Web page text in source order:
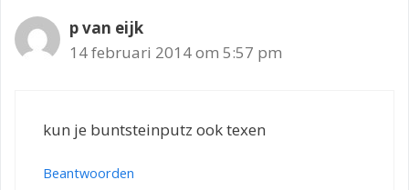
p van eijk
14 februari 2014 om 5:57 pm
kun je buntsteinputz ook texen
Beantwoorden